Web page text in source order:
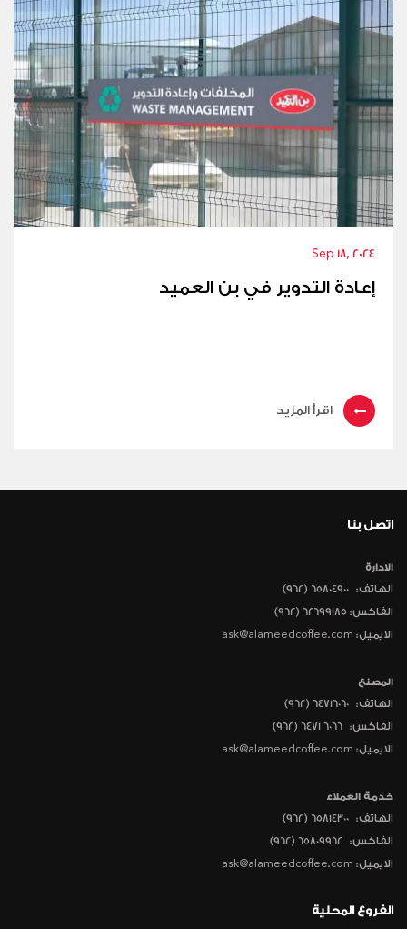
Sep 18, 2024
إعادة التدوير في بن العميد
اقرأ المزيد
اتصل بنا
الادارة
الهاتف: (962) 65804900
الفاكس: 62699185 (962)
الايميل: ask@alameedcoffee.com
المصنع
الهاتف: (962) 64716060
الفاكس: (962) 6471 6066
الايميل: ask@alameedcoffee.com
خدمة العملاء
الهاتف: (962) 65814300
الفاكس: (962) 65809962
الايميل: ask@alameedcoffee.com
الفروع المحلية